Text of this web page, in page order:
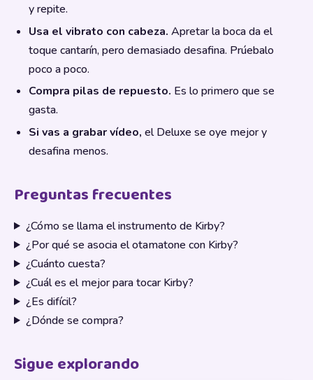
y repite.
Usa el vibrato con cabeza. Apretar la boca da el
toque cantarín, pero demasiado desafina. Prúebalo
poco a poco.
Compra pilas de repuesto. Es lo primero que se
gasta.
Si vas a grabar vídeo, el Deluxe se oye mejor y
desafina menos.
Preguntas frecuentes
¿Cómo se llama el instrumento de Kirby?
¿Por qué se asocia el otamatone con Kirby?
¿Cuánto cuesta?
¿Cuál es el mejor para tocar Kirby?
¿Es difícil?
¿Dónde se compra?
Sigue explorando